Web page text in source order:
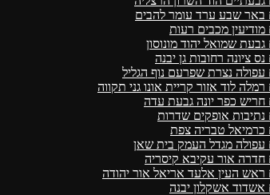
באר שבע ערד עומר להבים
מכבים רעות
שמואל יהוד מונוסון
ציונה רחובות גן יבנה
נצרת שפרעם נוף הגליל
לוד אזור קריית אונו גני תקווה
כפר יונה גבעת עדה
אופקים שדרות
כרמיאל טבריה צפת
מגדל העמק בית שאן
אור עקיבא קיסריה
העין אלעד אריאל אור יהודה
אשקלון יבנה